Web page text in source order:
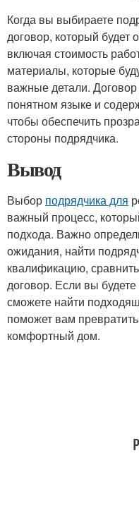
Когда вы выбираете
договор, который будет
включая стоимость
материалы, которые
важные детали.
понятном языке и
чтобы обеспечить
стороны подрядчика.
Вывод
Выбор подрядчика для
важный процесс,
подхода. Важно
ожидания, найти
квалификацию,
договор. Если вы
сможете найти
поможет вам
комфортный дом.